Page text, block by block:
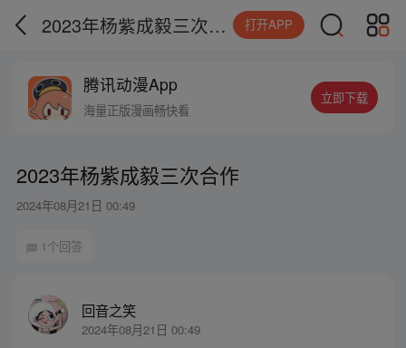
2023年杨紫成毅三次合作 打开APP
腾讯动漫App
海量正版漫画畅快看
立即下载
2023年杨紫成毅三次合作
2024年08月21日 00:49
1个回答
回音之笑
2024年08月21日 00:49